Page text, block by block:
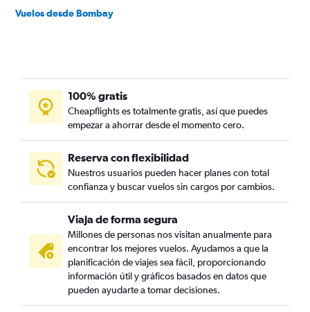
Vuelos desde Bombay
100% gratis
Cheapflights es totalmente gratis, así que puedes
empezar a ahorrar desde el momento cero.
Reserva con flexibilidad
Nuestros usuarios pueden hacer planes con total
confianza y buscar vuelos sin cargos por cambios.
Viaja de forma segura
Millones de personas nos visitan anualmente para
encontrar los mejores vuelos. Ayudamos a que la
planificación de viajes sea fácil, proporcionando
información útil y gráficos basados en datos que
pueden ayudarte a tomar decisiones.